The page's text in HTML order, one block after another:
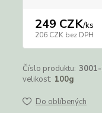
249 CZK/ks
206 CZK bez DPH
Číslo produktu:
velikost: 100g
Do oblíbených